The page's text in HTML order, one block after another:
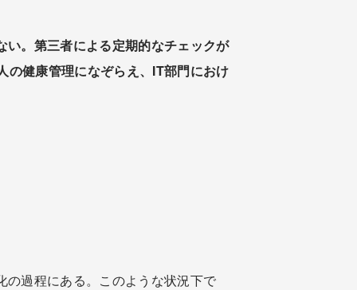
。第三者による定期的なチェックが
の健康管理になぞらえ、IT部門におけ
過程にある。このような状況下で